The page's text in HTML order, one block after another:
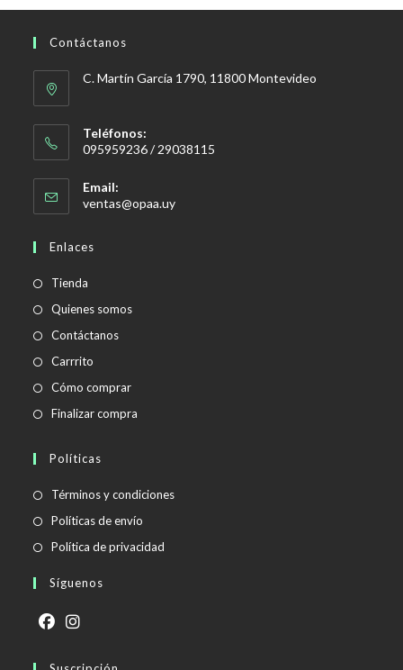
Contáctanos
C. Martín García 1790, 11800 Montevideo
Teléfonos:
095959236 / 29038115
Email:
ventas@opaa.uySe
Enlaces
Tienda
Quienes somos
Contáctanos
Carrrito
Cómo comprar
Finalizar compra
Políticas
Términos y condicionesSe
Políticas de envío
abre
Política de privacidad
Síguenos